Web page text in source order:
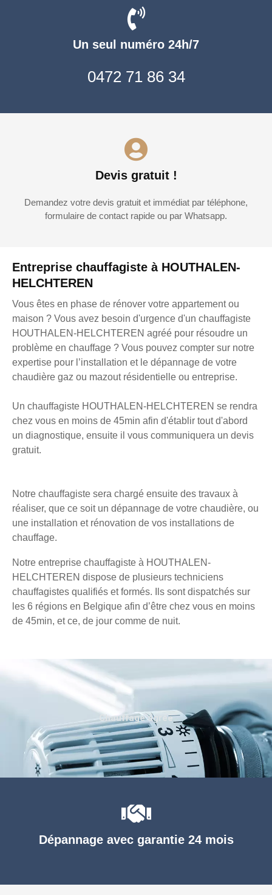
Entreprise chauffagiste à HOUTHALEN-
HELCHTEREN
Vous êtes en phase de rénover votre appartement ou
maison ? Vous avez besoin d'urgence d'un chauffagiste
HOUTHALEN-HELCHTEREN agréé pour résoudre un
problème en chauffage ? Vous pouvez compter sur notre
expertise pour l’installation et le dépannage de votre
chaudière gaz ou mazout résidentielle ou entreprise.
Un chauffagiste HOUTHALEN-HELCHTEREN se rendra
chez vous en moins de 45min afin d'établir tout d'abord
un diagnostique, ensuite il vous communiquera un devis
gratuit.
Notre chauffagiste sera chargé ensuite des travaux à
réaliser, que ce soit un dépannage de votre chaudière, ou
une installation et rénovation de vos installations de
chauffage.
Notre entreprise chauffagiste à HOUTHALEN-
HELCHTEREN dispose de plusieurs techniciens
chauffagistes qualifiés et formés. Ils sont dispatchés sur
les 6 régions en Belgique afin d’être chez vous en moins
de 45min, et ce, de jour comme de nuit.
Un seul numéro 24h/7
0472 71 86 34
Devis gratuit !
Demandez votre devis gratuit et immédiat par téléphone,
formulaire de contact rapide ou par Whatsapp.
Dépannage avec garantie 24 mois
Chauffage agréé